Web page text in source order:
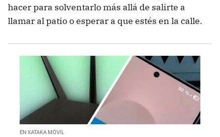
hacer para solventarlo más allá de salirte a
llamar al patio o esperar a que estés en la calle.
EN XATAKA MÓVIL